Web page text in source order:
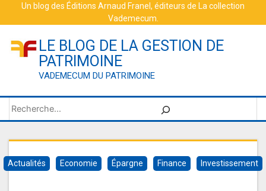
Un blog des Éditions Arnaud Franel , éditeurs de La collection
Vademecum
LE BLOG DE LA GESTION DE
PATRIMOINE
VADEMECUM DU PATRIMOINE
Rechercher
Actualités Economie Épargne Finance Investissement